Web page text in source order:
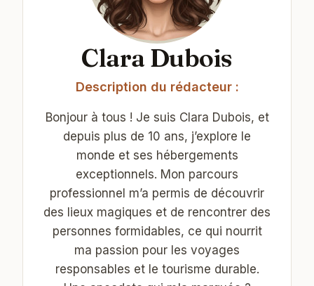
Clara Dubois
Description du rédacteur :
Bonjour à tous ! Je suis Clara Dubois, et
depuis plus de 10 ans, j’explore le
monde et ses hébergements
exceptionnels. Mon parcours
professionnel m’a permis de découvrir
des lieux magiques et de rencontrer des
personnes formidables, ce qui nourrit
ma passion pour les voyages
responsables et le tourisme durable.